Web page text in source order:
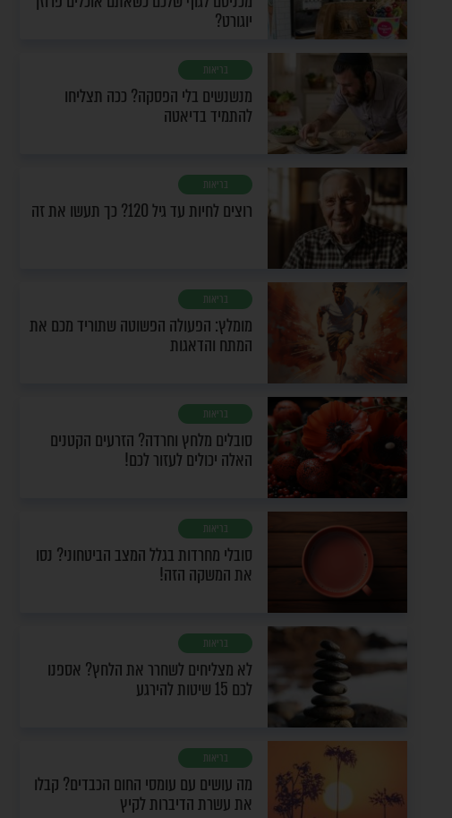
יוגורט?
בריאות
מנשנשים בלי הפסקה? ככה תצליחו
להתמיד בדיאטה
בריאות
רוצים לחיות עד גיל 120? כך תעשו את זה
בריאות
מומלץ: הפעולה הפשוטה שתוריד מכם את
המתח והדאגות
בריאות
סובלים מלחץ וחרדה? הזרעים הקטנים
האלה יכולים לעזור לכם!
בריאות
סובלי מחרדות בגלל המצב הביטחוני? נסו
את המשקה הזה!
בריאות
לא מצליחים לשחרר את הלחץ? אספנו
לכם 15 שיטות להירגע
בריאות
מה עושים עם עומסי החום הכבדים? קבלו
את עשרת הדיברות לקיץ